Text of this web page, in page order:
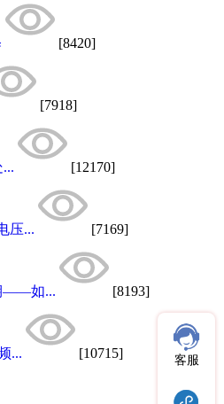
[8420]
[7918]
[12170]
压... [7169]
——如... [8193]
... [10715] 客服